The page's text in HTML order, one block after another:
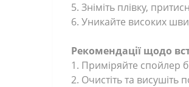
5. Зніміть плівку,
6. Уникайте високих
Рекомендації щодо
1. Приміряйте спойлер
2. Очистіть та